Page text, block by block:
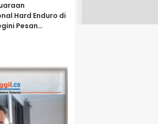
Hard Enduro di
Pesan
Pertama TNI AL